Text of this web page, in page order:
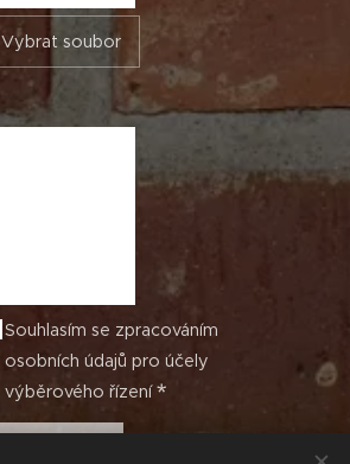
Vybrat soubor
Souhlasím se zpracováním
osobních údajů pro účely
výběrového řízení